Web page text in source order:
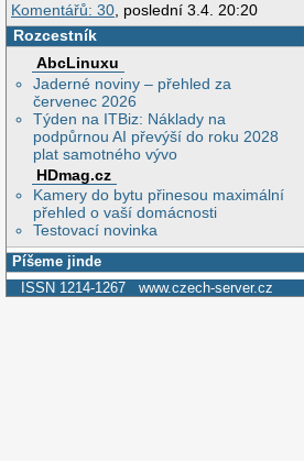
Komentářů: 30, poslední 3.4. 20:20
Rozcestník
AbcLinuxu
Jaderné noviny – přehled za
červenec 2026
Týden na ITBiz: Náklady na
podpůrnou AI převýší do roku 2028
plat samotného vývo
HDmag.cz
Kamery do bytu přinesou maximální
přehled o vaší domácnosti
Testovací novinka
Píšeme jinde
ISSN 1214-1267 www.czech-server.cz